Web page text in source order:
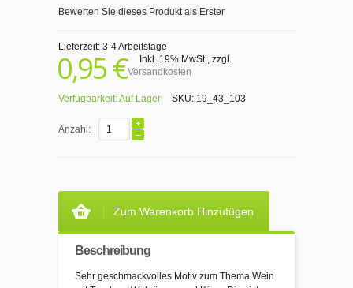
Bewerten Sie dieses Produkt als Erster
Lieferzeit: 3-4 Arbeitstage
0,95 € Inkl. 19% MwSt., zzgl.
Versandkosten
Verfügbarkeit:Auf Lager SKU: 19_43_103
Anzahl:
Zum Warenkorb Hinzufügen
Beschreibung
Sehr geschmackvolles Motiv zum Thema Wein